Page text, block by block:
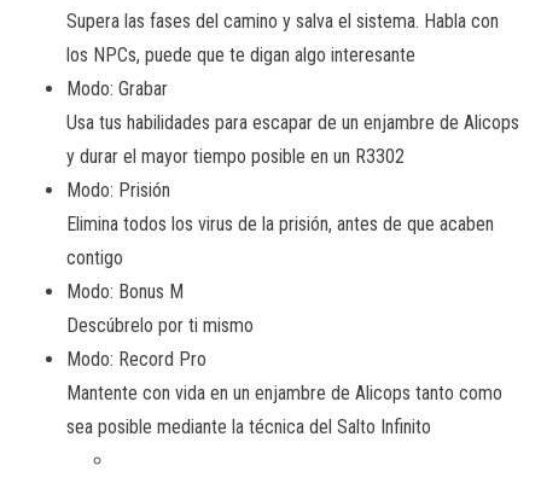
Supera las fases del camino y salva el sistema. Habla con
los NPCs, puede que te digan algo interesante
Modo: Grabar
Usa tus habilidades para escapar de un enjambre de Alicops
y durar el mayor tiempo posible en un R3302
Modo: Prisión
Elimina todos los virus de la prisión, antes de que acaben
contigo
Modo: Bonus M
Descúbrelo por ti mismo
Modo: Record Pro
Mantente con vida en un enjambre de Alicops tanto como
sea posible mediante la técnica del Salto Infinito